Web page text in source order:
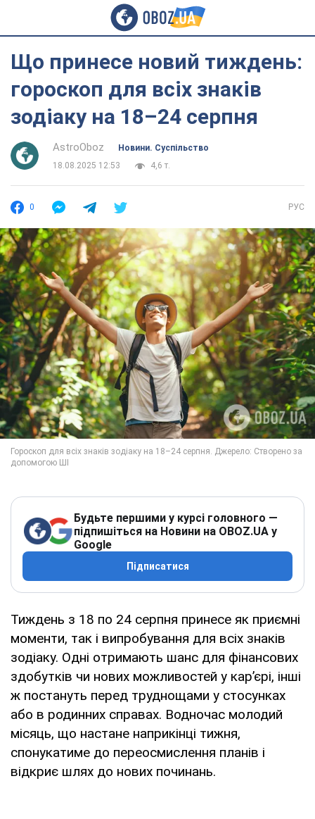
Що принесе новий тиждень:
гороскоп для всіх знаків
зодіаку на 18–24 серпня
AstroOboz
Новини. Суспільство
18.08.2025 12:53
4,6 т.
0 РУС
Будьте першими у курсі головного —
підпишіться на Новини на OBOZ.UA у
Google
Підписатися
Тиждень з 18 по 24 серпня принесе як приємні
моменти, так і випробування для всіх знаків
зодіаку. Одні отримають шанс для фінансових
здобутків чи нових можливостей у кар’єрі, інші
ж постануть перед труднощами у стосунках
або в родинних справах. Водночас молодий
місяць, що настане наприкінці тижня,
спонукатиме до переосмислення планів і
відкриє шлях до нових починань.